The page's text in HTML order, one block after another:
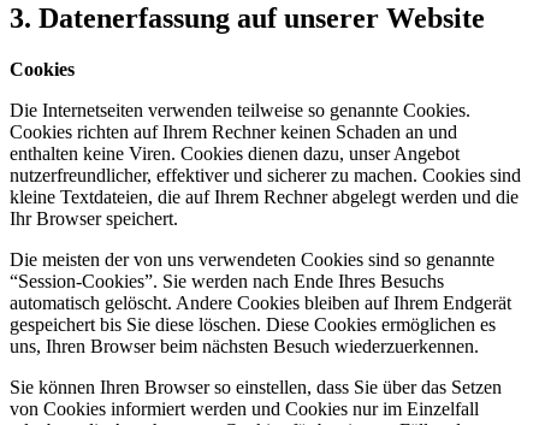
3. Datenerfassung auf unserer Website
Cookies
Die Internetseiten verwenden teilweise so genannte Cookies.
Cookies richten auf Ihrem Rechner keinen Schaden an und
enthalten keine Viren. Cookies dienen dazu, unser Angebot
nutzerfreundlicher, effektiver und sicherer zu machen. Cookies sind
kleine Textdateien, die auf Ihrem Rechner abgelegt werden und die
Ihr Browser speichert.
Die meisten der von uns verwendeten Cookies sind so genannte
“Session-Cookies”. Sie werden nach Ende Ihres Besuchs
automatisch gelöscht. Andere Cookies bleiben auf Ihrem Endgerät
gespeichert bis Sie diese löschen. Diese Cookies ermöglichen es
uns, Ihren Browser beim nächsten Besuch wiederzuerkennen.
Sie können Ihren Browser so einstellen, dass Sie über das Setzen
von Cookies informiert werden und Cookies nur im Einzelfall